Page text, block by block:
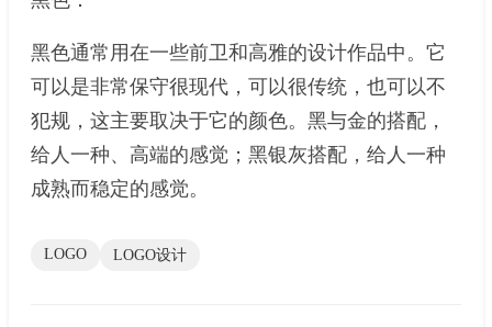
黑色通常用在一些前卫和高雅的设计作品中。它
可以是非常保守很现代，可以很传统，也可以不
犯规，这主要取决于它的颜色。黑与金的搭配，
给人一种、高端的感觉；黑银灰搭配，给人一种
成熟而稳定的感觉。
LOGO LOGO设计